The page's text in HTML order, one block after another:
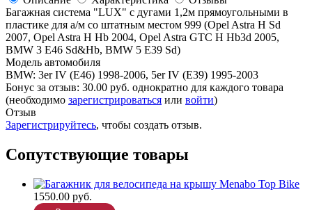
Багажная система "LUX" с дугами 1,2м прямоугольными в
пластике для а/м со штатным местом 999 (Opel Astra H Sd
2007, Opel Astra H Hb 2004, Opel Astra GTC H Hb3d 2005,
BMW 3 E46 Sd&Hb, BMW 5 E39 Sd)
Модель автомобиля
BMW: 3er IV (E46) 1998-2006, 5er IV (E39) 1995-2003
Бонус за отзыв: 30.00 руб. однократно для каждого товара
(необходимо зарегистрироваться или войти)
Отзыв
Зарегистрируйтесь, чтобы создать отзыв.
Сопутствующие товары
1550.00 руб.